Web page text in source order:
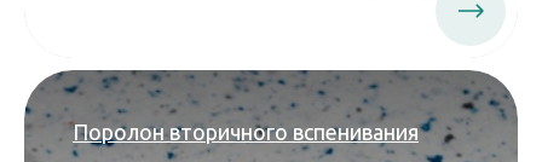
Поролон вторичного вспенивания